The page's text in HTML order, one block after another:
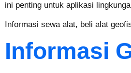
ini penting untuk aplikasi
Informasi sewa alat, beli alat
Informasi